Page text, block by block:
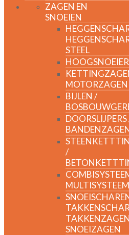
ZAGEN EN
SNOEIEN
STEEL
MOTORZAGEN
BIJLEN /
DOORSLIJPERS
/
MULTISYSTEEM
SNOEIZAGEN